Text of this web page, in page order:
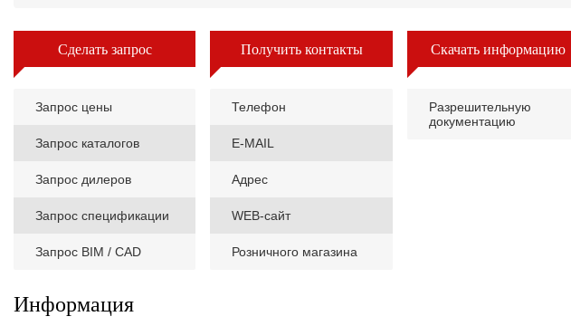
Сделать запрос
Запрос цены
Запрос каталогов
Запрос дилеров
Запрос спецификации
Запрос BIM / CAD
Получить контакты
Телефон
E-MAIL
Адрес
WEB-сайт
Розничного магазина
Скачать информацию
Разрешительную
документацию
Информация